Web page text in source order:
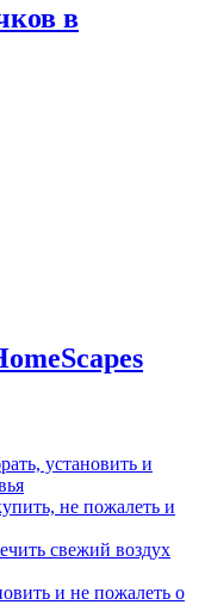
в
установить и
не пожалеть и
свежий воздух
и не пожалеть о